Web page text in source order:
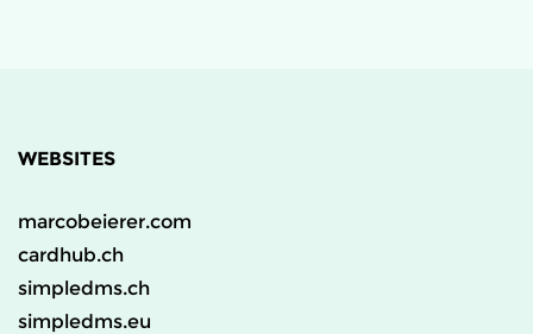
WEBSITES
marcobeierer.com
cardhub.ch
simpledms.ch
simpledms.eu